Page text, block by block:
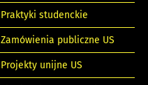
Praktyki studenckie
Zamówienia publiczne US
Projekty unijne US